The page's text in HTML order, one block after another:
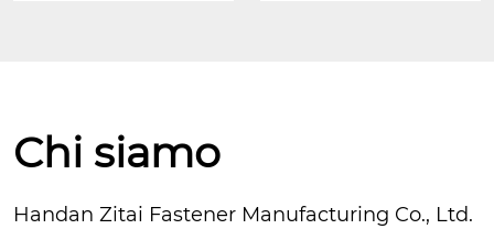
Chi siamo
Handan Zitai Fastener Manufacturing Co., Ltd.